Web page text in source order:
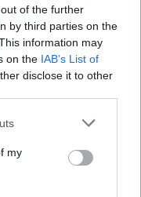
of the further
by third parties on the
information may
on the IAB’s List of
disclose it to other
my
παρουσίαση του